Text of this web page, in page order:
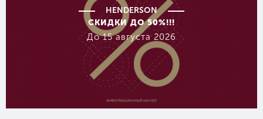
HENDERSON
СКИДКИ ДО 50%!!!
До 15 августа 2026